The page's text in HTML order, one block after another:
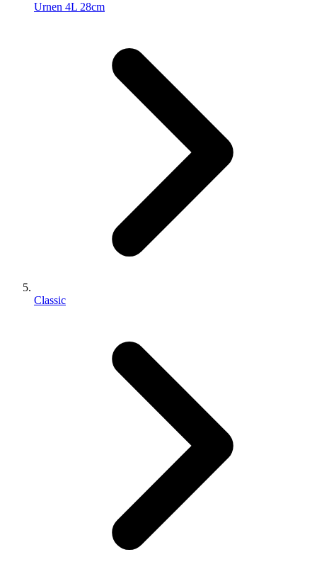
Urnen 4L 28cm
Classic